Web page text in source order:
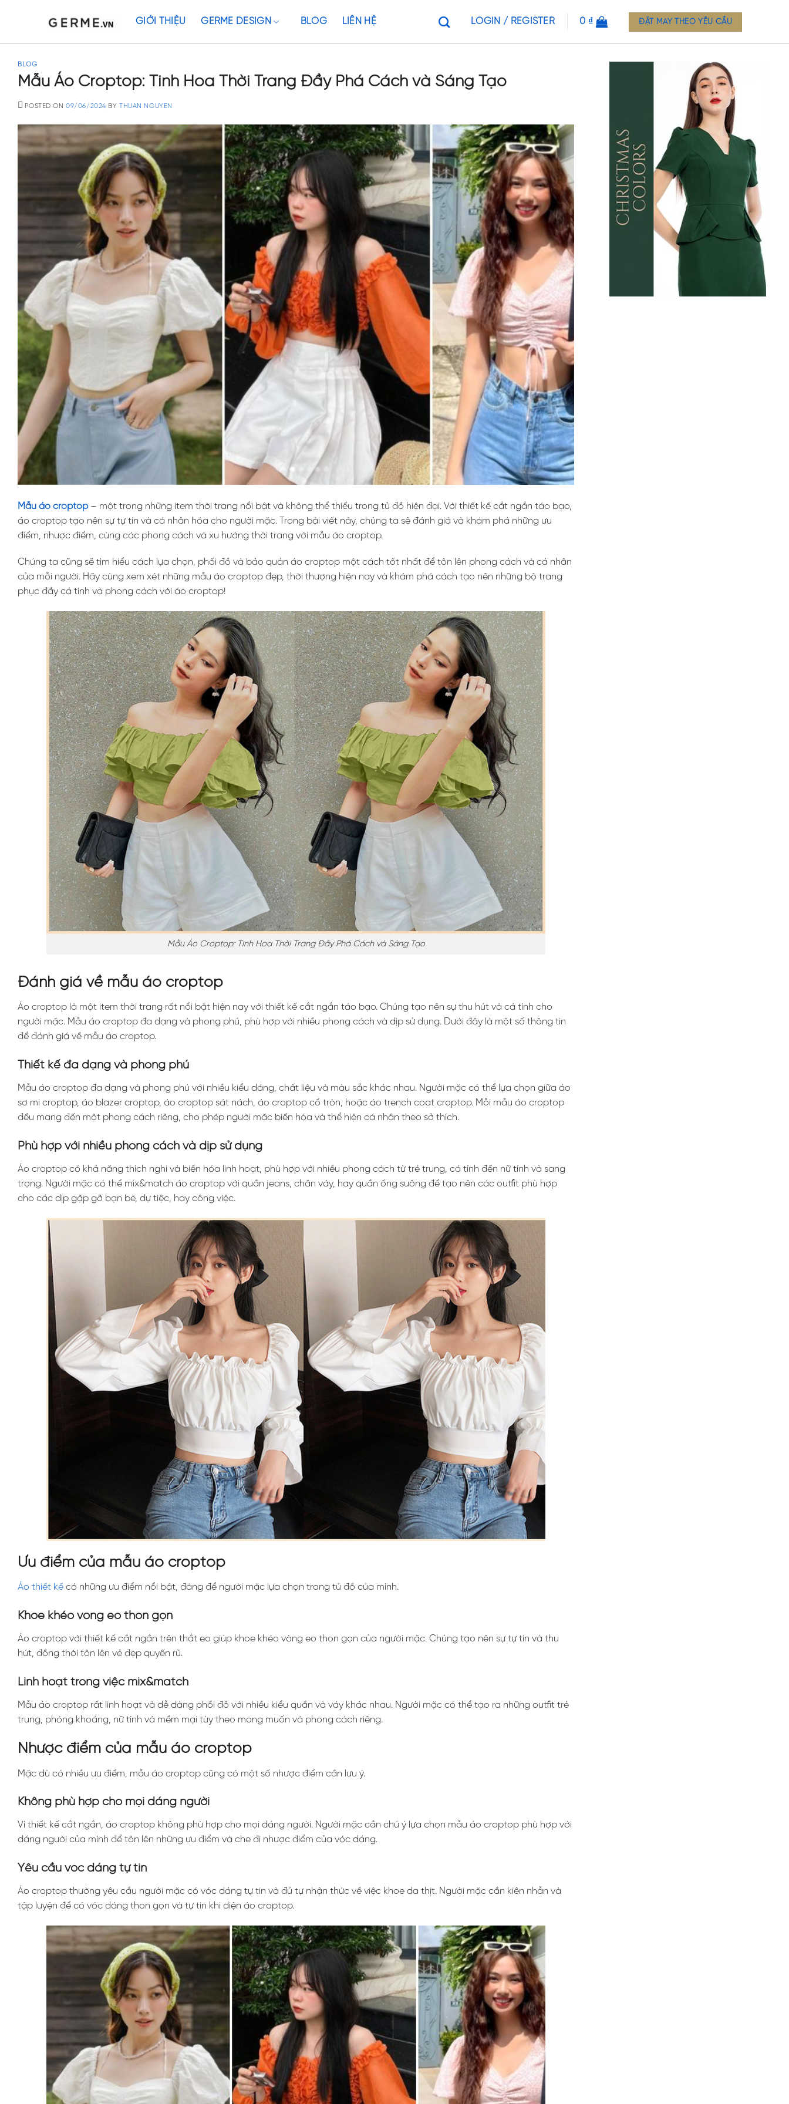
GIỚI THIỆU GERME DESIGN BLOG LIÊN HỆ LOGIN / REGISTER 0 ₫ ĐẶT MAY THEO YÊU CẦU
BLOG
Mẫu Áo Croptop: Tinh Hoa Thời Trang Đầy Phá Cách và Sáng Tạo
POSTED ON09/06/2024 BYTHUAN NGUYEN
Mẫu áo croptop– một trong những item thời trang nổi bật và không thể thiếu trong tủ đồ hiện đại. Với thiết kế cắt ngắn táo bạo,
áo croptop tạo nên sự tự tin và cá nhân hóa cho người mặc. Trong bài viết này, chúng ta sẽ đánh giá và khám phá những ưu
điểm, nhược điểm, cùng các phong cách và xu hướng thời trang với mẫu áo croptop.
Chúng ta cũng sẽ tìm hiểu cách lựa chọn, phối đồ và bảo quản áo croptop một cách tốt nhất để tôn lên phong cách và cá nhân
của mỗi người. Hãy cùng xem xét những mẫu áo croptop đẹp, thời thượng hiện nay và khám phá cách tạo nên những bộ trang
phục đầy cá tính và phong cách với áo croptop!
Mẫu Áo Croptop: Tinh Hoa Thời Trang Đầy Phá Cách và Sáng Tạo
Đánh giá về mẫu áo croptop
Áo croptop là một item thời trang rất nổi bật hiện nay với thiết kế cắt ngắn táo bạo. Chúng tạo nên sự thu hút và cá tính cho
người mặc. Mẫu áo croptop đa dạng và phong phú, phù hợp với nhiều phong cách và dịp sử dụng. Dưới đây là một số thông tin
để đánh giá về mẫu áo croptop.
Thiết kế đa dạng và phong phú
Mẫu áo croptop đa dạng và phong phú với nhiều kiểu dáng, chất liệu và màu sắc khác nhau. Người mặc có thể lựa chọn giữa áo
sơ mi croptop, áo blazer croptop, áo croptop sát nách, áo croptop cổ tròn, hoặc áo trench coat croptop. Mỗi mẫu áo croptop
đều mang đến một phong cách riêng, cho phép người mặc biến hóa và thể hiện cá nhân theo sở thích.
Phù hợp với nhiều phong cách và dịp sử dụng
Áo croptop có khả năng thích nghi và biến hóa linh hoạt, phù hợp với nhiều phong cách từ trẻ trung, cá tính đến nữ tính và sang
trọng. Người mặc có thể mix&match áo croptop với quần jeans, chân váy, hay quần ống suông để tạo nên các outfit phù hợp
cho các dịp gặp gỡ bạn bè, dự tiệc, hay công việc.
Ưu điểm của mẫu áo croptop
Áo thiết kế có những ưu điểm nổi bật, đáng để người mặc lựa chọn trong tủ đồ của mình.
Khoe khéo vòng eo thon gọn
Áo croptop với thiết kế cắt ngắn trên thắt eo giúp khoe khéo vòng eo thon gọn của người mặc. Chúng tạo nên sự tự tin và thu
hút, đồng thời tôn lên vẻ đẹp quyến rũ.
Linh hoạt trong việc mix&match
Mẫu áo croptop rất linh hoạt và dễ dàng phối đồ với nhiều kiểu quần và váy khác nhau. Người mặc có thể tạo ra những outfit trẻ
trung, phóng khoáng, nữ tính và mềm mại tùy theo mong muốn và phong cách riêng.
Nhược điểm của mẫu áo croptop
Mặc dù có nhiều ưu điểm, mẫu áo croptop cũng có một số nhược điểm cần lưu ý.
Không phù hợp cho mọi dáng người
Vì thiết kế cắt ngắn, áo croptop không phù hợp cho mọi dáng người. Người mặc cần chú ý lựa chọn mẫu áo croptop phù hợp với
dáng người của mình để tôn lên những ưu điểm và che đi nhược điểm của vóc dáng.
Yêu cầu vóc dáng tự tin
Áo croptop thường yêu cầu người mặc có vóc dáng tự tin và đủ tự nhận thức về việc khoe da thịt. Người mặc cần kiên nhẫn và
tập luyện để có vóc dáng thon gọn và tự tin khi diện áo croptop.